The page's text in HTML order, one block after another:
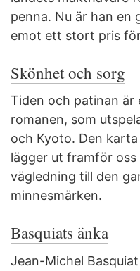
penna. Nu är han en
emot ett stort pris
Skönhet och sorg
Tiden och patinan är
romanen, som
och Kyoto. Den
lägger ut framför
vägledning till den
minnesmärken.
Basquiats änka
Jean-Michel